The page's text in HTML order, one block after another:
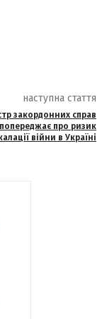
наступна стаття
закордонних справ
про ризик
війни в Україні